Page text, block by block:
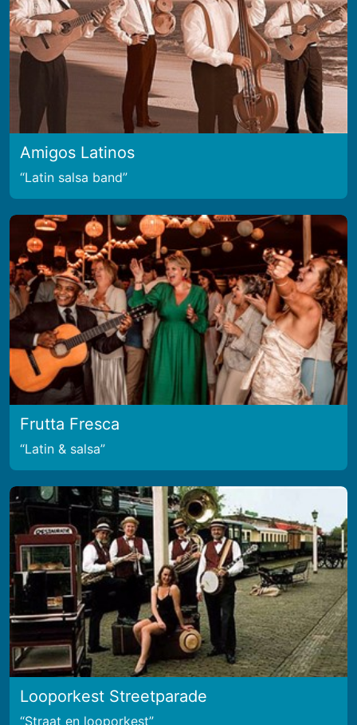
Amigos Latinos
Latin salsa band
Frutta Fresca
Latin & salsa
Looporkest Streetparade
Straat en looporkest